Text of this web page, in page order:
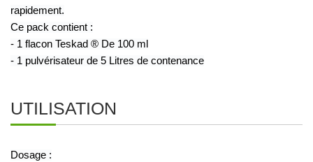
rapidement.
Ce pack contient :
- 1 flacon Teskad ® De 100 ml
- 1 pulvérisateur de 5 Litres de contenance
UTILISATION
Dosage :